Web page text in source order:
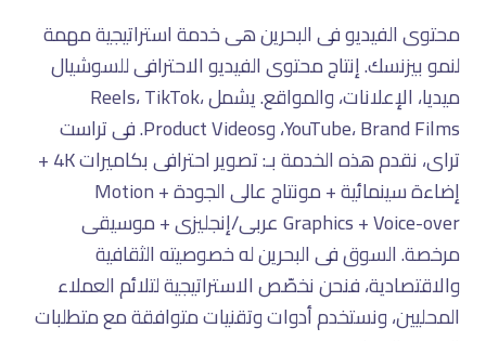
محتوى الفيديو فى البحرين هى خدمة استراتيجية مهمة
لنمو بيزنسك. إنتاج محتوى الفيديو الاحترافى للسوشيال
ميديا، الإعلانات، والمواقع. يشمل Reels، TikTok،
YouTube، Brand Films، وProduct Videos. فى تراست
تراى، نقدم هذه الخدمة بـ: تصوير احترافى بكاميرات 4K +
إضاءة سينمائية + مونتاج عالى الجودة + Motion
Graphics + Voice-over عربى/إنجليزى + موسيقى
مرخصة. السوق فى البحرين له خصوصيته الثقافية
والاقتصادية، فنحن نخصّص الاستراتيجية لتلائم العملاء
المحليين، ونستخدم أدوات وتقنيات متوافقة مع متطلبات